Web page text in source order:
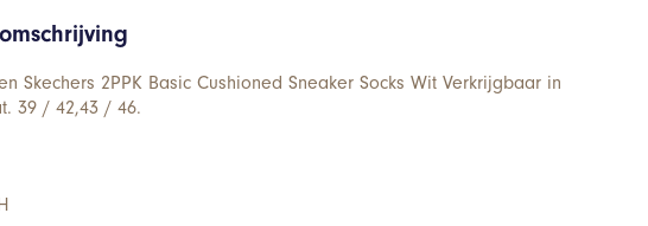
Skechers 2PPK Basic Cushioned Sneaker Socks Wit Verkrijgbaar in
39 / 42,43 / 46.